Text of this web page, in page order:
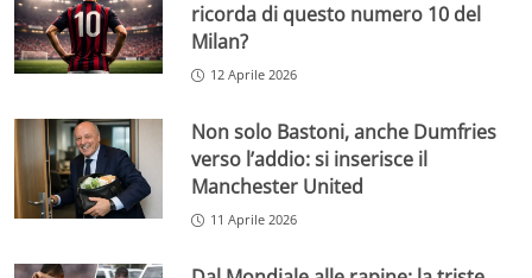
ricorda di questo numero 10 del
Milan?
12 Aprile 2026
Non solo Bastoni, anche Dumfries
verso l’addio: si inserisce il
Manchester United
11 Aprile 2026